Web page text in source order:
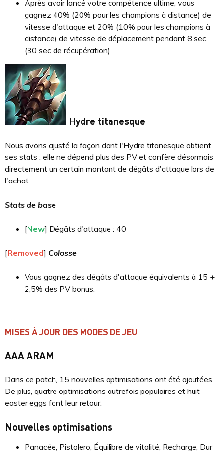
Après avoir lancé votre compétence ultime, vous
gagnez 40% (20% pour les champions à distance) de
vitesse d'attaque et 20% (10% pour les champions à
distance) de vitesse de déplacement pendant 8 sec.
(30 sec de récupération)
Hydre titanesque
Nous avons ajusté la façon dont l'Hydre titanesque obtient
ses stats : elle ne dépend plus des PV et confère désormais
directement un certain montant de dégâts d'attaque lors de
l'achat.
Stats de base
[New] Dégâts d'attaque : 40
[Removed] Colosse
Vous gagnez des dégâts d'attaque équivalents à 15 +
2,5% des PV bonus.
MISES À JOUR DES MODES DE JEU
AAA ARAM
Dans ce patch, 15 nouvelles optimisations ont été ajoutées.
De plus, quatre optimisations autrefois populaires et huit
easter eggs font leur retour.
Nouvelles optimisations
Panacée, Pistolero, Équilibre de vitalité, Recharge, Dur